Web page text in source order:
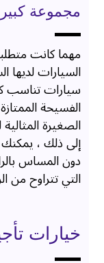
مجموعة
مهما كانت
السيارات لديها
سيارات تناسب
الفسيحة
الصغيرة
إلى ذلك ، يمكنك
دون المساس
التي تتراوح من
خيارات